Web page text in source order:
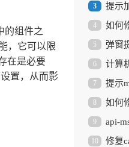
的组件之
，它可以限
在是必要
置，从而影
3 提示
4 如何
5 弹窗
6
7 提示
8 如何
9
10 修复